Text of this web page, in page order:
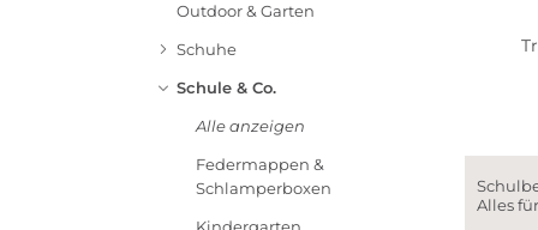
Outdoor & Garten
Schuhe
Schule & Co.
Alle anzeigen
Federmappen &
Schlamperboxen
Alles